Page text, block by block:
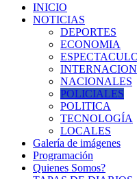
INICIO
NOTICIAS
DEPORTES
ECONOMIA
NACIONALES
POLICIALES
POLITICA
TECNOLOGÍA
LOCALES
Galería de imágenes
Programación
Quienes Somos?